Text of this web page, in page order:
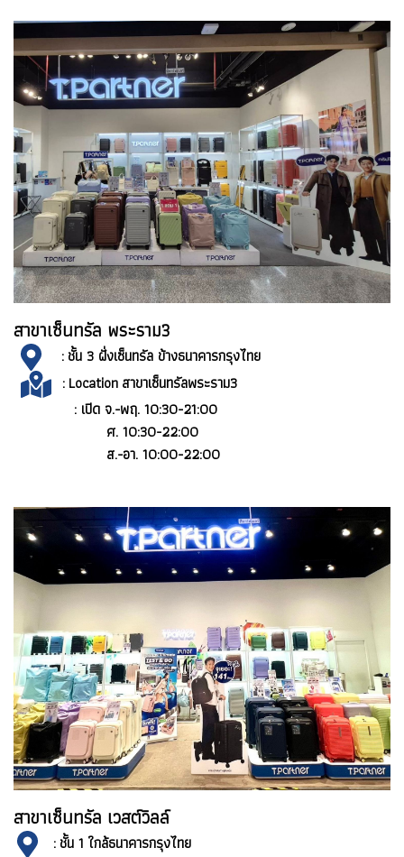
สาขาเซ็นทรัล พระราม3
: ชั้น 3 ฝั่งเซ็นทรัล ข้างธนาคารกรุงไทย
: Location สาขาเซ็นทรัลพระราม3
: เปิด จ.-พฤ. 10:30-21:00
ศ. 10:30-22:00
ส.-อา. 10:00-22:00
สาขาเซ็นทรัล เวสต์วิลล์
: ชั้น 1 ใกล้ธนาคารกรุงไทย